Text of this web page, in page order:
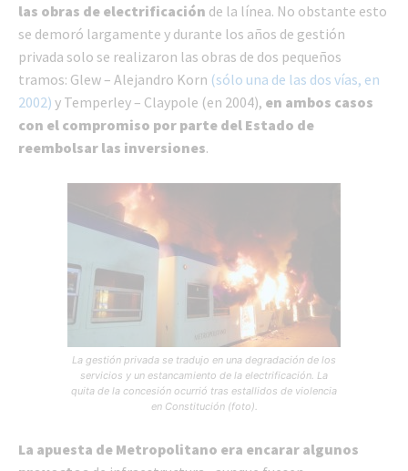
las obras de electrificación de la línea. No obstante esto
se demoró largamente y durante los años de gestión
privada solo se realizaron las obras de dos pequeños
tramos: Glew – Alejandro Korn (sólo una de las dos vías, en
2002) y Temperley – Claypole (en 2004), en ambos casos
con el compromiso por parte del Estado de
reembolsar las inversiones.
La gestión privada se tradujo en una degradación de los
servicios y un estancamiento de la electrificación. La
quita de la concesión ocurrió tras estallidos de violencia
en Constitución (foto).
La apuesta de Metropolitano era encarar algunos